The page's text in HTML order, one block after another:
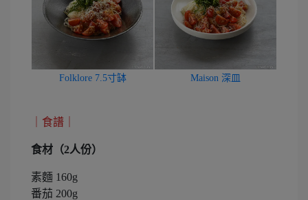
Folklore 7.5寸缽 Maison 深皿
｜食譜｜
食材（2人份）
素麵 160g
番茄 200g